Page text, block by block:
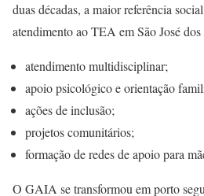
duas décadas, a maior referência
atendimento ao TEA em São José
atendimento multidisciplinar;
apoio psicológico e orientação
ações de inclusão;
projetos comunitários;
formação de redes de apoio para
O GAIA se transformou em porto